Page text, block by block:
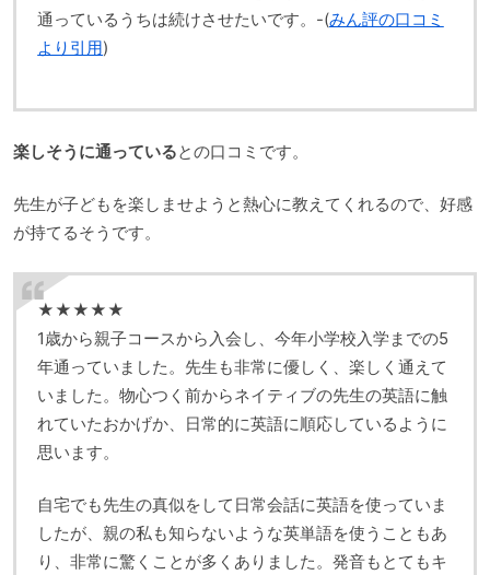
通っているうちは続けさせたいです。-(みん評の口コミ
より引用)
楽しそうに通っているとの口コミです。
先生が子どもを楽しませようと熱心に教えてくれるので、好感
が持てるそうです。
★★★★★
1歳から親子コースから入会し、今年小学校入学までの5
年通っていました。先生も非常に優しく、楽しく通えて
いました。物心つく前からネイティブの先生の英語に触
れていたおかげか、日常的に英語に順応しているように
思います。
自宅でも先生の真似をして日常会話に英語を使っていま
したが、親の私も知らないような英単語を使うこともあ
り、非常に驚くことが多くありました。発音もとてもキ